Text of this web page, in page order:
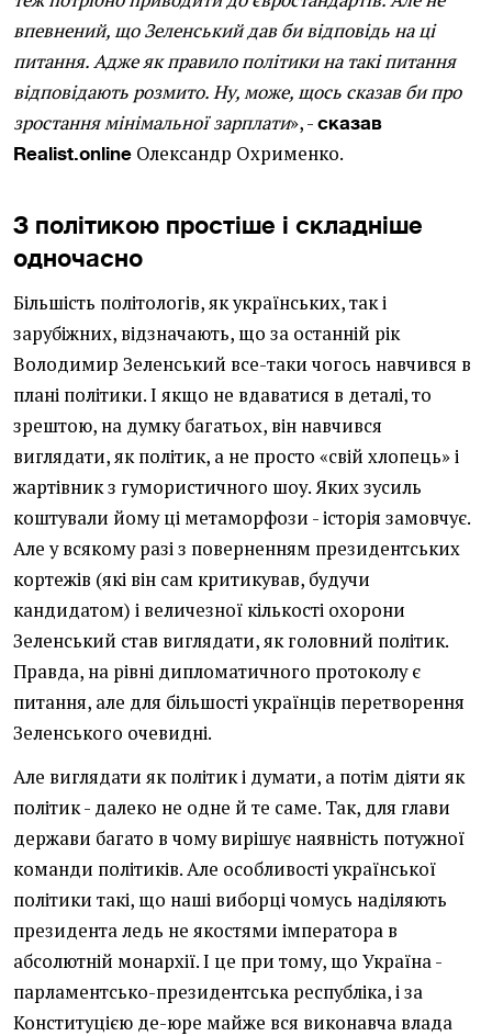
впевнений, що Зеленський дав би відповідь на ці
питання. Адже як правило політики на такі питання
відповідають розмито. Ну, може, щось сказав би про
зростання мінімальної зарплати», - сказав
Realist.online Олександр Охрименко.
З політикою простіше і складніше
одночасно
Більшість політологів, як українських, так і
зарубіжних, відзначають, що за останній рік
Володимир Зеленський все-таки чогось навчився в
плані політики. І якщо не вдаватися в деталі, то
зрештою, на думку багатьох, він навчився
виглядати, як політик, а не просто «свій хлопець» і
жартівник з гумористичного шоу. Яких зусиль
коштували йому ці метаморфози - історія замовчує.
Але у всякому разі з поверненням президентських
кортежів (які він сам критикував, будучи
кандидатом) і величезної кількості охорони
Зеленський став виглядати, як головний політик.
Правда, на рівні дипломатичного протоколу є
питання, але для більшості українців перетворення
Зеленського очевидні.
Але виглядати як політик і думати, а потім діяти як
політик - далеко не одне й те саме. Так, для глави
держави багато в чому вирішує наявність потужної
команди політиків. Але особливості української
політики такі, що наші виборці чомусь наділяють
президента ледь не якостями імператора в
абсолютній монархії. І це при тому, що Україна -
парламентсько-президентська республіка, і за
Конституцією де-юре майже вся виконавча влада